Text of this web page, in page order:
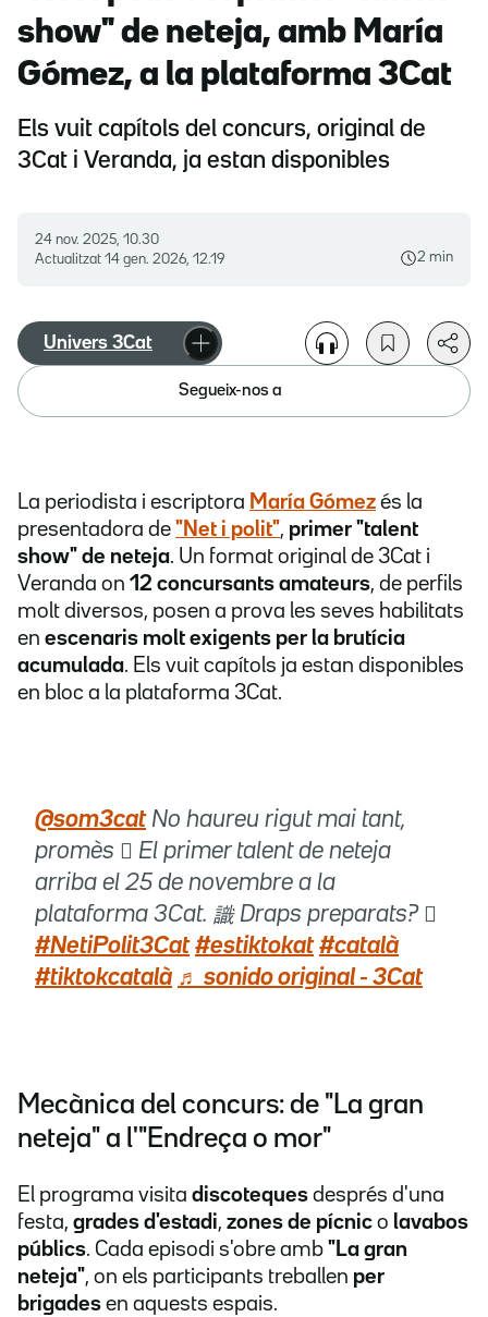
show" de neteja, amb María
Gómez, a la plataforma 3Cat
Els vuit capítols del concurs, original de
3Cat i Veranda, ja estan disponibles
24 nov. 2025, 10.30
Actualitzat 14 gen. 2026, 12.19 2 min
Univers 3Cat
Segueix-nos a
La periodista i escriptora María Gómez és la
presentadora de "Net i polit", primer "talent
show" de neteja. Un format original de 3Cat i
Veranda on 12 concursants amateurs, de perfils
molt diversos, posen a prova les seves habilitats
en escenaris molt exigents per la brutícia
acumulada. Els vuit capítols ja estan disponibles
en bloc a la plataforma 3Cat.
@som3catNo haureu rigut mai tant,
promès  El primer talent de neteja
arriba el 25 de novembre a la
plataforma 3Cat. 識 Draps preparats? 
#NetiPolit3Cat #estiktokat #català
#tiktokcatalà ♬ sonido original - 3Cat
Mecànica del concurs: de "La gran
neteja" a l'"Endreça o mor"
El programa visita discoteques després d'una
festa, grades d'estadi, zones de pícnic o lavabos
públics. Cada episodi s'obre amb "La gran
neteja", on els participants treballen per
brigades en aquests espais.